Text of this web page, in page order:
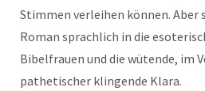
Stimmen verleihen können. Aber
Roman sprachlich in die
Bibelfrauen und die wütende, im
pathetischer klingende Klara.